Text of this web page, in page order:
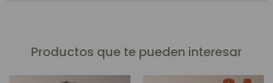
Productos que te pueden interesar